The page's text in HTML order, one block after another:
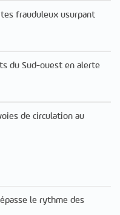
frauduleux usurpant
du Sud-ouest en alerte
de circulation au
le rythme des